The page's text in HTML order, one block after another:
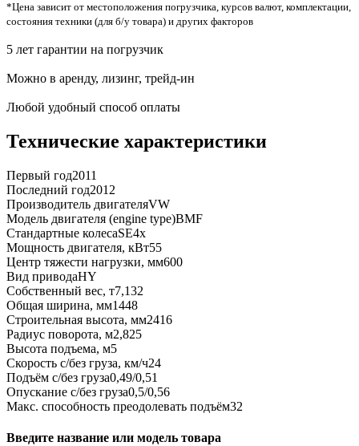
*Цена зависит от местоположения погрузчика, курсов валют, комплектации,
состояния техники (для б/у товара) и других факторов
5 лет гарантии на погрузчик
Можно в аренду, лизинг, трейд-ин
Любой удобный способ оплаты
Технические характеристики
Первый год2011
Последний год2012
Производитель двигателяVW
Модель двигателя (engine type)BMF
Стандартные колесаSE4x
Мощность двигателя, кВт55
Центр тяжести нагрузки, мм600
Вид приводаHY
Собственный вес, т7,132
Общая ширина, мм1448
Строительная высота, мм2416
Радиус поворота, м2,825
Высота подъема, м5
Скорость с/без груза, км/ч24
Подъём с/без груза0,49/0,51
Опускание с/без груза0,5/0,56
Макс. способность преодолевать подъём32
Введите название или модель товара